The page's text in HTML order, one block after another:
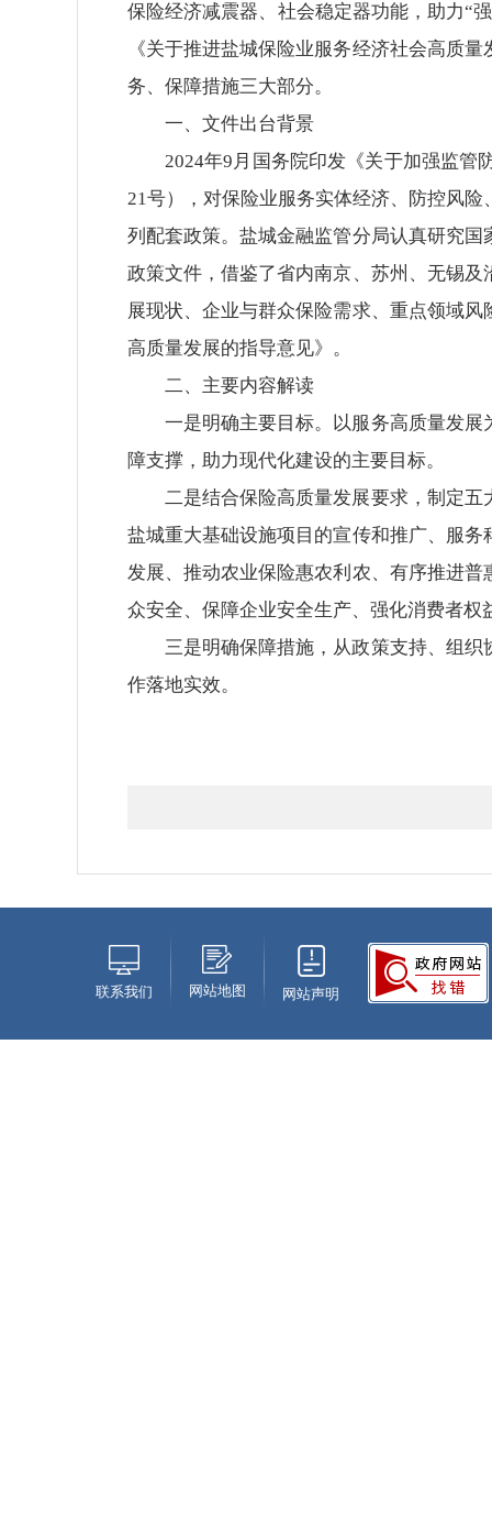
保险经济减震器、社会稳定器功能，助力“
《关于推进盐城保险业服务经济社会高质
务、保障措施三大部分。
一、文件出台背景
2024年9月国务院印发《关于加强监管
21号），对保险业服务实体经济、防控风
列配套政策。盐城金融监管分局认真研究
政策文件，借鉴了省内南京、苏州、无锡
展现状、企业与群众保险需求、重点领域
高质量发展的指导意见》。
二、主要内容解读
一是明确主要目标。以服务高质量发
障支撑，助力现代化建设的主要目标。
二是结合保险高质量发展要求，制定
盐城重大基础设施项目的宣传和推广、服
发展、推动农业保险惠农利农、有序推进
众安全、保障企业安全生产、强化消费者
三是明确保障措施，从政策支持、组
作落地实效。
联系我们 网站地图 网站声明